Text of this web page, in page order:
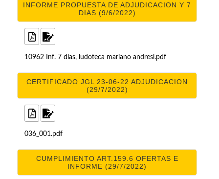
INFORME PROPUESTA DE ADJUDICACION Y 7
DIAS (9/6/2022)
10962 Inf. 7 días, ludoteca mariano andresl.pdf
CERTIFICADO JGL 23-06-22 ADJUDICACION
(29/7/2022)
036_001.pdf
CUMPLIMIENTO ART.159.6 OFERTAS E
INFORME (29/7/2022)